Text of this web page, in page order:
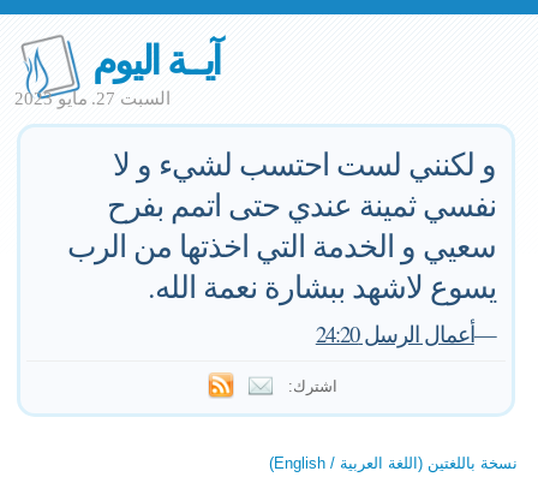
آيــة اليوم
السبت 27. مايو 2023
و لكنني لست احتسب لشيء و لا
نفسي ثمينة عندي حتى اتمم بفرح
سعيي و الخدمة التي اخذتها من الرب
يسوع لاشهد ببشارة نعمة الله.
—أعمال الرسل 24:20
اشترك:
نسخة باللغتين (اللغة العربية / English)